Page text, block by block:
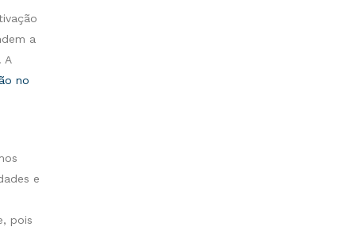
a
A
no
e
pois